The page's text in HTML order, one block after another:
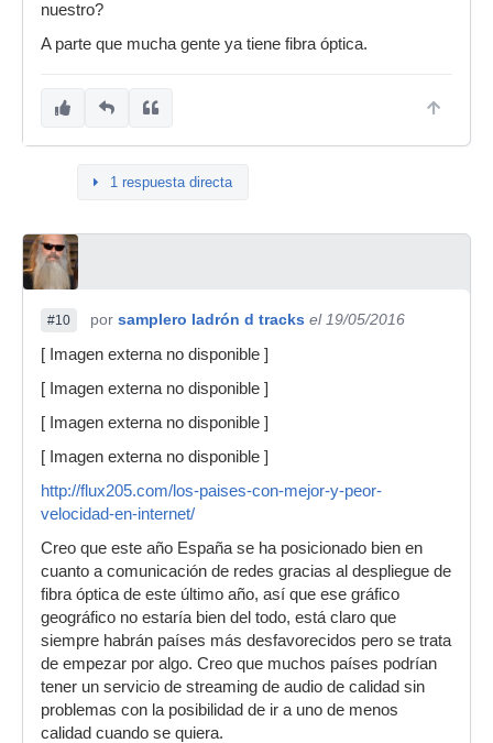
nuestro?
A parte que mucha gente ya tiene fibra óptica.
1 respuesta directa
#10 por samplero ladrón d tracks el 19/05/2016
[ Imagen externa no disponible ]
[ Imagen externa no disponible ]
[ Imagen externa no disponible ]
[ Imagen externa no disponible ]
http://flux205.com/los-paises-con-mejor-y-peor-
velocidad-en-internet/
Creo que este año España se ha posicionado bien en
cuanto a comunicación de redes gracias al despliegue de
fibra óptica de este último año, así que ese gráfico
geográfico no estaría bien del todo, está claro que
siempre habrán países más desfavorecidos pero se trata
de empezar por algo. Creo que muchos países podrían
tener un servicio de streaming de audio de calidad sin
problemas con la posibilidad de ir a uno de menos
calidad cuando se quiera.